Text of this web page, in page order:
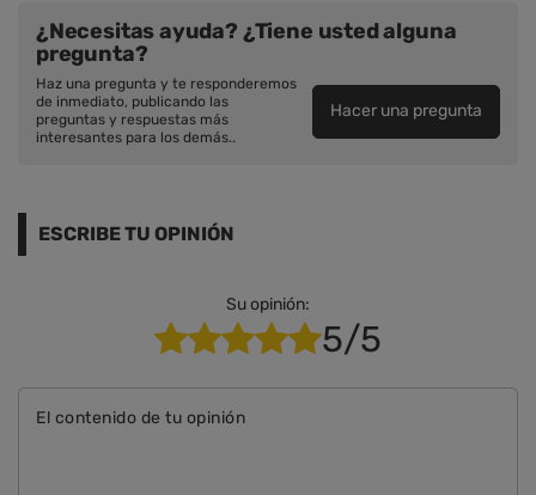
¿Necesitas ayuda? ¿Tiene usted alguna
pregunta?
Haz una pregunta y te responderemos
de inmediato, publicando las
preguntas y respuestas más
interesantes para los demás..
Hacer una pregunta
ESCRIBE TU OPINIÓN
Su opinión:
5/5
El contenido de tu opinión